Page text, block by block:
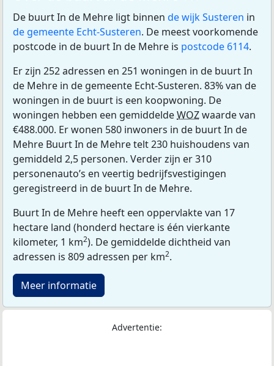
De buurt In de Mehre ligt binnen de wijk Susteren in
de gemeente Echt-Susteren. De meest voorkomende
postcode in de buurt In de Mehre is postcode 6114.
Er zijn 252 adressen en 251 woningen in de buurt In
de Mehre in de gemeente Echt-Susteren. 83% van de
woningen in de buurt is een koopwoning. De
woningen hebben een gemiddeldeWOZwaarde van
€488.000. Er wonen 580 inwoners in de buurt In de
Mehre Buurt In de Mehre telt 230 huishoudens van
gemiddeld 2,5 personen. Verder zijn er 310
personenauto’s en veertig bedrijfsvestigingen
geregistreerd in de buurt In de Mehre.
Buurt In de Mehre heeft een oppervlakte van 17
hectare land (honderd hectare is één vierkante
kilometer, 1 km2). De gemiddelde dichtheid van
adressen is 809 adressen per km2.
Meer informatie
Advertentie: